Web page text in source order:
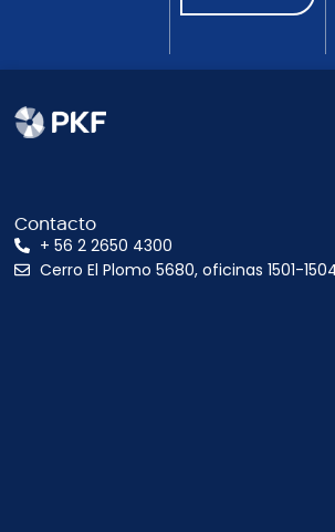
Contacto
+ 56 2 2650 4300
Cerro El Plomo 5680, oficinas 1501-